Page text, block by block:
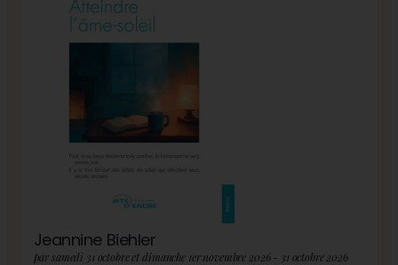
Jeannine Biehler
par samedi 31 octobre et dimanche 1er novembre 2026 - 31 octobre 2026